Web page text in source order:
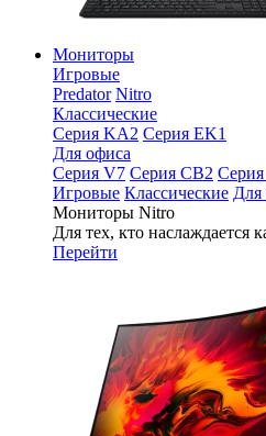
Мониторы
Игровые
Predator Nitro
Классические
Серия KA2 Серия EK1
Для офиса
Серия V7 Серия CB2
Игровые Классические Для
Мониторы Nitro
Для тех, кто наслаждается
Перейти